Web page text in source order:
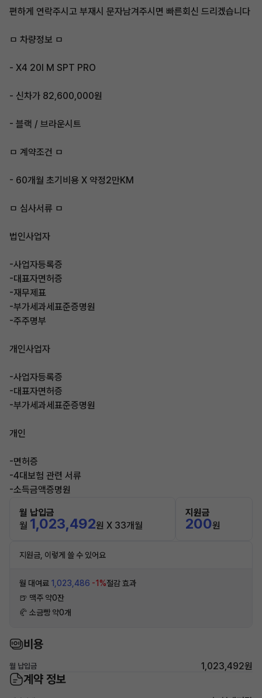
편하게 연락주시고 부재시 문자남겨주시면 빠른회신 드리겠습니다
ㅁ 차량정보 ㅁ
- X4 20I M SPT PRO
- 신차가 82,600,000원
- 블랙 / 브라운시트
ㅁ 계약조건 ㅁ
- 60개월 초기비용 X 약정2만KM
ㅁ 심사서류 ㅁ
법인사업자
-사업자등록증
-대표자면허증
-재무제표
-부가세과세표준증명원
-주주명부
개인사업자
-사업자등록증
-대표자면허증
-부가세과세표준증명원
개인
-면허증
-4대보험 관련 서류
-소득금액증명원
월 납입금
월 1,023,492원 X 33개월
지원금
200원
지원금, 이렇게 쓸 수 있어요
월 대여료 1,023,486 -1%절감 효과
🍺 맥주 약0잔
🥐 소금빵 약0개
비용
월 납입금 1,023,492원
계약 정보